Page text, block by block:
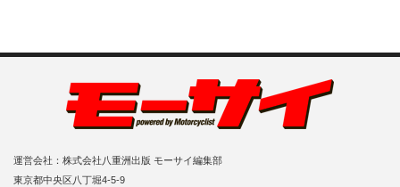
運営会社：株式会社八重洲出版 モーサイ編集部
東京都中央区八丁堀4-5-9